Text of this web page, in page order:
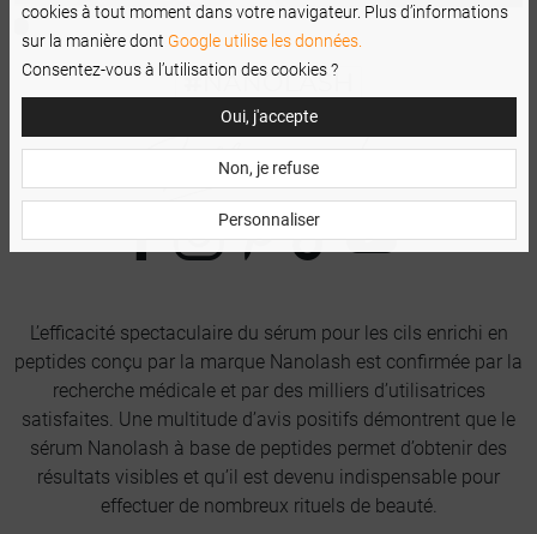
L’efficacité spectaculaire du sérum pour les cils enrichi en
peptides conçu par la marque Nanolash est confirmée par la
recherche médicale et par des milliers d’utilisatrices
satisfaites. Une multitude d’avis positifs démontrent que le
sérum Nanolash à base de peptides permet d’obtenir des
résultats visibles et qu’il est devenu indispensable pour
effectuer de nombreux rituels de beauté.
cookies à tout moment dans votre navigateur. Plus d’informations
sur la manière dont Google utilise les données.
Consentez-vous à l’utilisation des cookies ?
Oui, j'accepte
Non, je refuse
Personnaliser